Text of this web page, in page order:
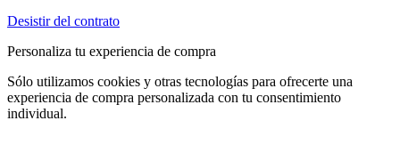
Desistir del contrato
Personaliza tu experiencia de compra
Sólo utilizamos cookies y otras tecnologías para ofrecerte una
experiencia de compra personalizada con tu consentimiento
individual.